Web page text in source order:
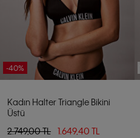
-40%
Kadın Halter Triangle Bikini
Üstü
2.749,00 TL
1.649,40 TL